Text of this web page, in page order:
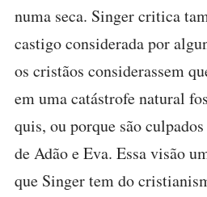
numa seca. Singer critica
castigo considerada por
os cristãos considerassem
em uma catástrofe natural
quis, ou porque são
de Adão e Eva. Essa visão
que Singer tem do